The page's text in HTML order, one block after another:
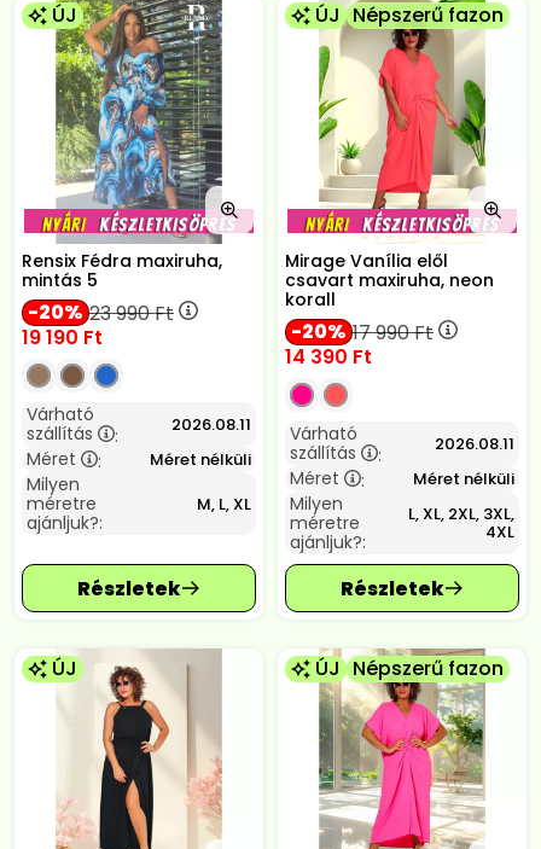
ÚJ
Rensix Fédra maxiruha,
mintás 5
20 23 990Ft
19 190 Ft
Várható
szállítás
: 2026.08.11
Méret : Méret nélküli
Milyen
méretre
ajánljuk?:
M, L, XL
ÚJ Népszerű fazon
Mirage Vanília elől
csavart maxiruha, neon
korall
20 17 990Ft
14 390 Ft
Várható
szállítás
: 2026.08.11
Méret : Méret nélküli
Milyen
méretre
ajánljuk?:
L, XL, 2XL, 3XL,
4XL
ÚJ ÚJ Népszerű fazon